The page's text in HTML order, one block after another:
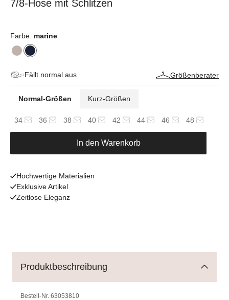
7/8-Hose mit Schlitzen
Farbe: marine
Fällt normal aus Größenberater
Normal-Größen Kurz-Größen
34 36 38 40 42 44 46 48
In den Warenkorb
Hochwertige Materialien
Exklusive Artikel
Zeitlose Eleganz
Produktbeschreibung
Bestell-Nr. 63053810